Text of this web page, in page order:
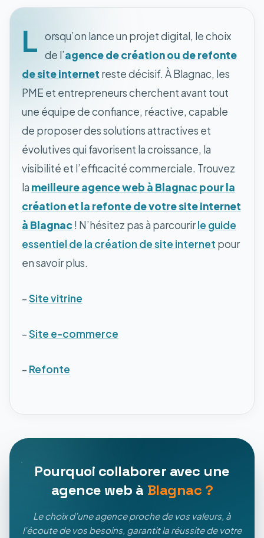
L orsqu’on lance un projet digital, le choix
de l’agence de création ou de refonte
de site internet reste décisif. À Blagnac, les
PME et entrepreneurs cherchent avant tout
une équipe de confiance, réactive, capable
de proposer des solutions attractives et
évolutives qui favorisent la croissance, la
visibilité et l’efficacité commerciale. Trouvez
la meilleure agence web à Blagnac pour la
création et la refonte de votre site internet
à Blagnac! N’hésitez pas à parcourirle guide
essentiel de la création de site internet pour
en savoir plus.
–Site vitrine
–Site e-commerce
– Refonte
Pourquoi collaborer avec une
agence web à Blagnac ?
Le choix d’une agence proche de vos valeurs, à
l’écoute de vos besoins, garantit la réussite de votre